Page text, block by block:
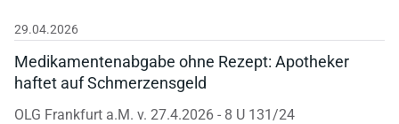
29.04.2026
Medikamentenabgabe ohne Rezept: Apotheker
haftet auf Schmerzensgeld
OLG Frankfurt a.M. v. 27.4.2026 - 8 U 131/24